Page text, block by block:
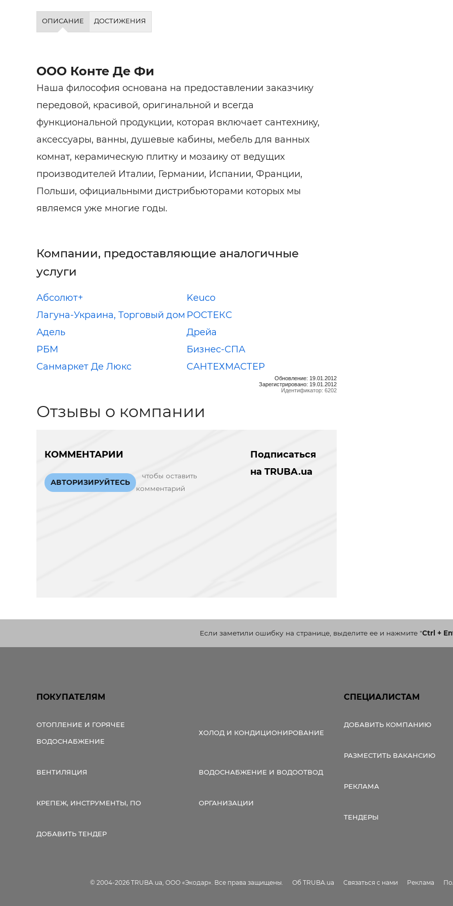
ОПИСАНИЕ ДОСТИЖЕНИЯ
ООО Конте Де Фи
Наша философия основана на предоставлении заказчику
передовой, красивой, оригинальной и всегда
функциональной продукции, которая включает сантехнику,
аксессуары, ванны, душевые кабины, мебель для ванных
комнат, керамическую плитку и мозаику от ведущих
производителей Италии, Германии, Испании, Франции,
Польши, официальными дистрибьюторами которых мы
являемся уже многие годы.
Компании, предоставляющие аналогичные
услуги
Абсолют+
Keuco
Лагуна-Украина, Торговый дом РОСТЕКС
Адель
Дрейа
РБМ
Бизнес-СПА
Санмаркет Де Люкс
САНТЕХМАСТЕР
Обновление: 19.01.2012
Зарегистрировано: 19.01.2012
Идентификатор: 6202
Отзывы о компании
КОММЕНТАРИИ
АВТОРИЗИРУЙТЕСЬ
чтобы оставить
комментарий
Подписаться
на TRUBA.ua
Если заметили ошибку на странице, выделите ее и нажмите"Ctrl +
ПОКУПАТЕЛЯМ
ОТОПЛЕНИЕ И ГОРЯЧЕЕ
ВОДОСНАБЖЕНИЕ
ХОЛОД И КОНДИЦИОНИРОВАНИЕ
ВЕНТИЛЯЦИЯ ВОДОСНАБЖЕНИЕ И ВОДООТВОД
КРЕПЕЖ, ИНСТРУМЕНТЫ, ПО ОРГАНИЗАЦИИ
ДОБАВИТЬ ТЕНДЕР
СПЕЦИАЛИСТАМ
ДОБАВИТЬ КОМПАНИЮ
РАЗМЕСТИТЬ ВАКАНСИЮ
РЕКЛАМА
ТЕНДЕРЫ
© 2004-2026 TRUBA.ua, ООО «Экодар». Все права защищены. Об TRUBA.ua Связаться с нами Реклама